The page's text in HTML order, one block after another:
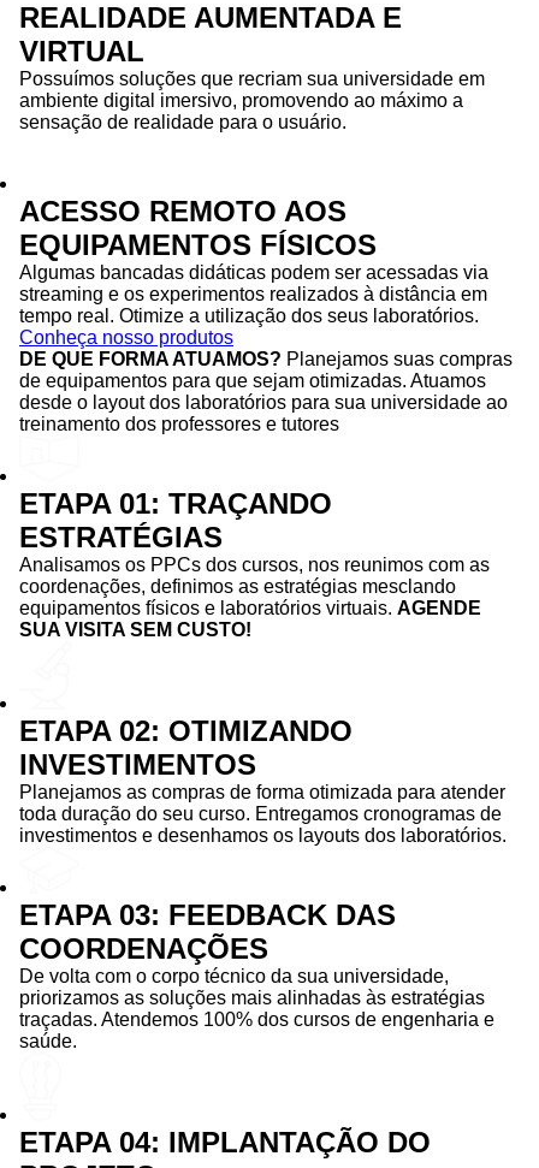
REALIDADE AUMENTADA E
VIRTUAL
Possuímos soluções que recriam sua universidade em
ambiente digital imersivo, promovendo ao máximo a
sensação de realidade para o usuário.
ACESSO REMOTO AOS
EQUIPAMENTOS FÍSICOS
Algumas bancadas didáticas podem ser acessadas via
streaming e os experimentos realizados à distância em
tempo real. Otimize a utilização dos seus laboratórios.
Conheça nosso produtos
DE QUE FORMA ATUAMOS? Planejamos suas compras
de equipamentos para que sejam otimizadas. Atuamos
desde o layout dos laboratórios para sua universidade ao
treinamento dos professores e tutores
ETAPA 01: TRAÇANDO
ESTRATÉGIAS
Analisamos os PPCs dos cursos, nos reunimos com as
coordenações, definimos as estratégias mesclando
equipamentos físicos e laboratórios virtuais. AGENDE
SUA VISITA SEM CUSTO!
ETAPA 02: OTIMIZANDO
INVESTIMENTOS
Planejamos as compras de forma otimizada para atender
toda duração do seu curso. Entregamos cronogramas de
investimentos e desenhamos os layouts dos laboratórios.
ETAPA 03: FEEDBACK DAS
COORDENAÇÕES
De volta com o corpo técnico da sua universidade,
priorizamos as soluções mais alinhadas às estratégias
traçadas. Atendemos 100% dos cursos de engenharia e
saúde.
ETAPA 04: IMPLANTAÇÃO DO